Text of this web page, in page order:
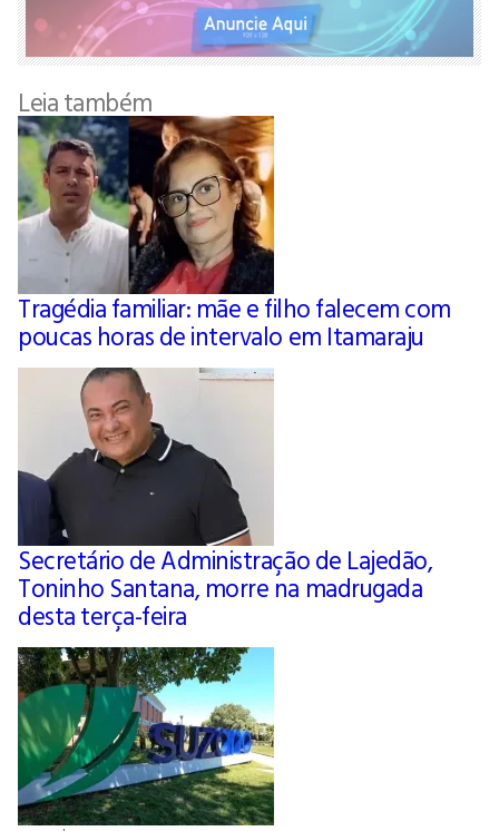
Leia também
Tragédia familiar: mãe e filho falecem com
poucas horas de intervalo em Itamaraju
Secretário de Administração de Lajedão,
Toninho Santana, morre na madrugada
desta terça-feira